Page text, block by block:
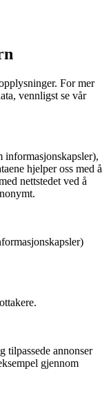
For mer
vennligst se vår
informasjonskapsler),
hjelper oss med å
nettstedet ved å
tilpassede annonser
gjennom